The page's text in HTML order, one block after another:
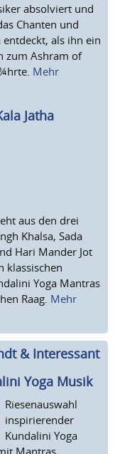
absolviert und
Chanten und
als ihn ein
zum Ashram of
Mehr
Jatha
aus den drei
Khalsa, Sada
Hari Mander Jot
klassischen
Yoga Mantras
Raag. Mehr
& Interessant
Yoga Musik
Riesenauswahl
inspirierender
Kundalini Yoga